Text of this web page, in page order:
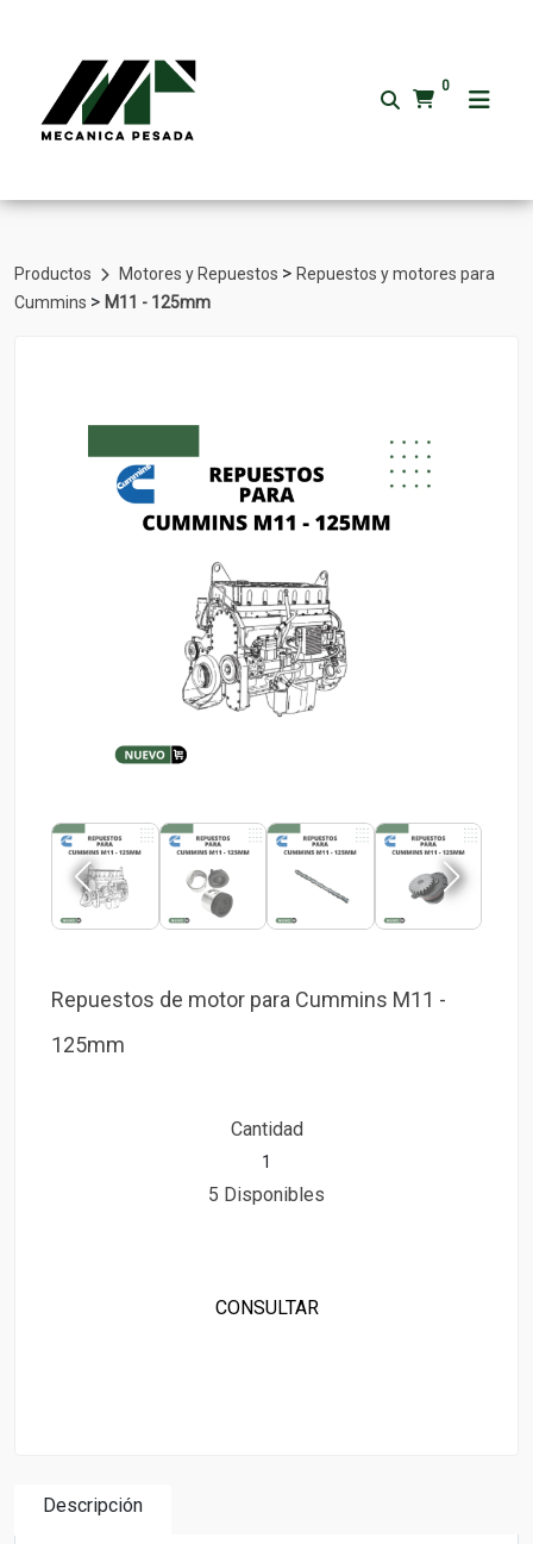
0
Productos Motores y Repuestos > Repuestos y motores para
Cummins > M11 - 125mm
Repuestos de motor para Cummins M11 -
125mm
Cantidad
5 Disponibles
CONSULTAR
Descripción